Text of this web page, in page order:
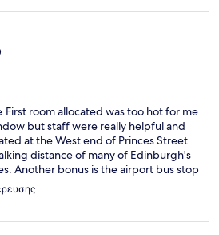
room allocated was too hot for me
but staff were really helpful and
at the West end of Princes Street
distance of many of Edinburgh's
Another bonus is the airport bus stop